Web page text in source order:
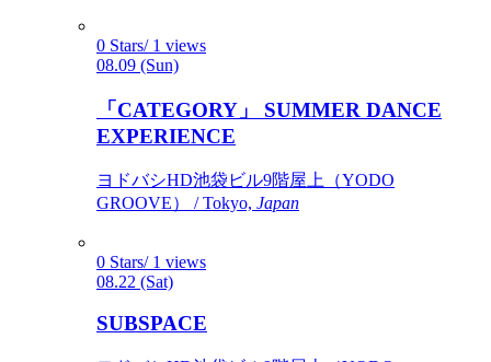
0 Stars/ 1 views
08.09 (Sun)
「CATEGORY」 SUMMER DANCE
EXPERIENCE
ヨドバシHD池袋ビル9階屋上（YODO
GROOVE） / Tokyo, Japan
0 Stars/ 1 views
08.22 (Sat)
SUBSPACE